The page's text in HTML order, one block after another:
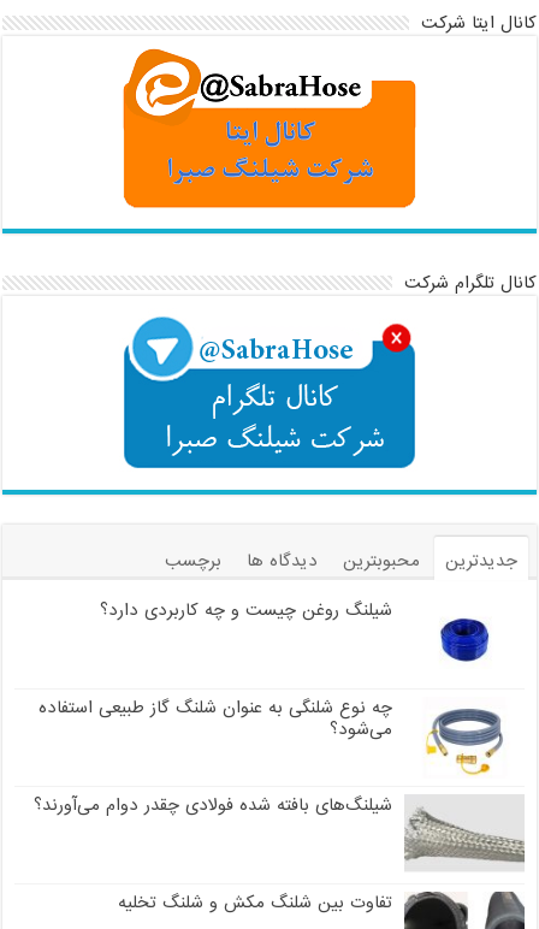
کانال ایتا شرکت
کانال تلگرام شرکت
جدیدترین محبوبترین دیدگاه ها
برچسب
شیلنگ روغن چیست و چه کاربردی دارد؟
چه نوع شلنگی به عنوان شلنگ گاز طبیعی استفاده
می‌شود؟
شیلنگ‌های بافته شده فولادی چقدر دوام می‌آورند؟
تفاوت بین شلنگ مکش و شلنگ تخلیه